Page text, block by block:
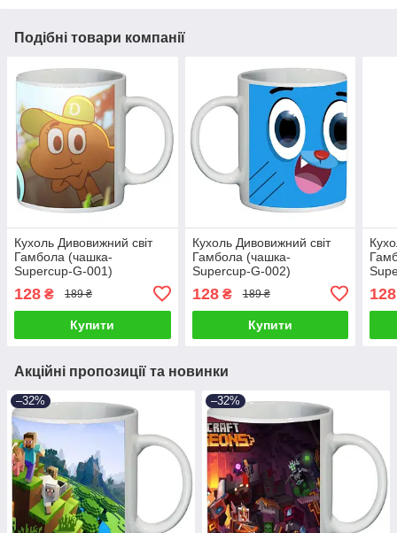
Подібні товари компанії
Кухоль Дивовижний світ
Гамбола (чашка-
Supercup-G-001)
128 ₴ 189 ₴
Купити
Кухоль Дивовижний світ
Гамбола (чашка-
Supercup-G-002)
128₴ 189 ₴
Купити
128
Акційні пропозиції та новинки
–32% –32%